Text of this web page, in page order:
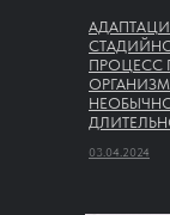
03.04.2024
ПРОЦЕСС